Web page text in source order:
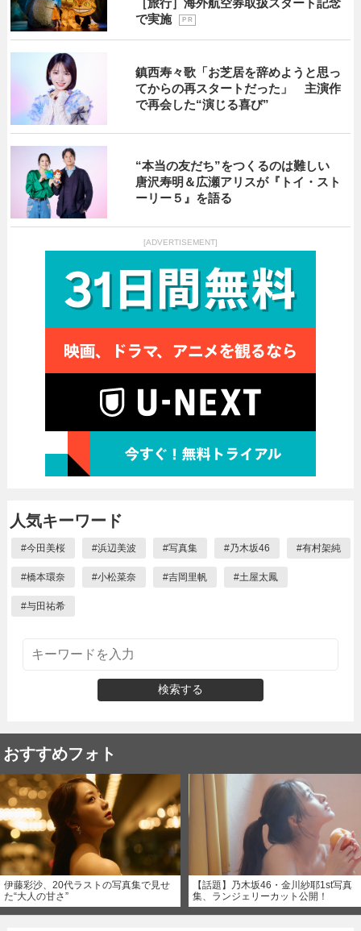
［旅行］海外航空券取扱スタート記念
で実施
P R
鎮西寿々歌「お芝居を辞めようと思っ
てからの再スタートだった」 主演作
で再会した“演じる喜び”
“本当の友だち”をつくるのは難しい
唐沢寿明＆広瀬アリスが『トイ・スト
ーリー５』を語る
[ADVERTISEMENT]
人気キーワード
#今田美桜 #浜辺美波 #写真集 #乃木坂46 #有村架純
#橋本環奈 #小松菜奈 #吉岡里帆 #土屋太鳳
#与田祐希
検索する
おすすめフォト
伊藤彩沙、20代ラストの写真集で見せ
た“大人の甘さ”
【話題】乃木坂46・金川紗耶1st写真
集、ランジェリーカット公開！